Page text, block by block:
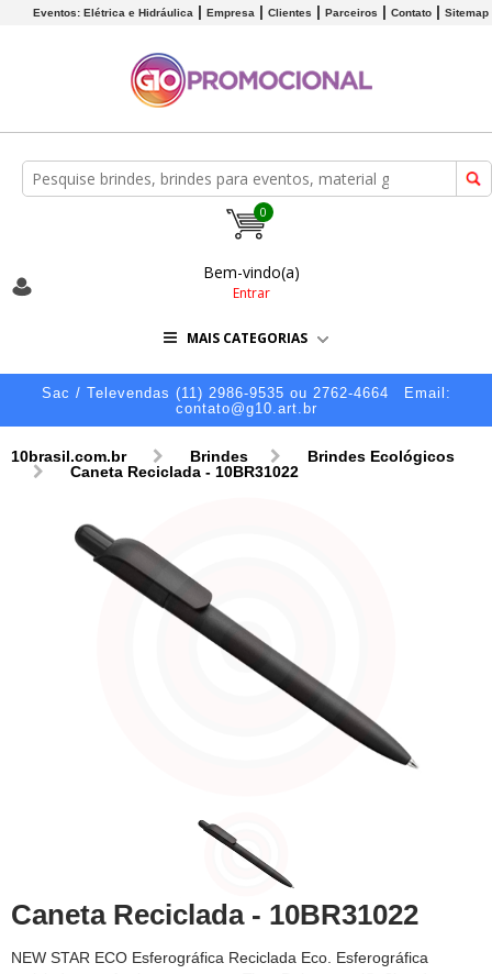
Eventos: Elétrica e Hidráulica Empresa Clientes Parceiros Contato Sitemap
0
Bem-vindo(a)
Entrar
MAIS CATEGORIAS
Sac / Televendas (11) 2986-9535 ou 2762-4664
Email:
contato@g10.art.br
10brasil.com.br Brindes
Brindes Ecológicos
Caneta Reciclada - 10BR31022
Caneta Reciclada - 10BR31022
NEW STAR ECO Esferográfica Reciclada Eco. Esferográfica